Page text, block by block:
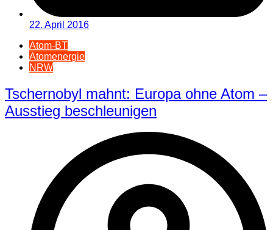
22. April 2016
Atom-BT
Atomenergie
NRW
Tschernobyl mahnt: Europa ohne Atom –
Ausstieg beschleunigen